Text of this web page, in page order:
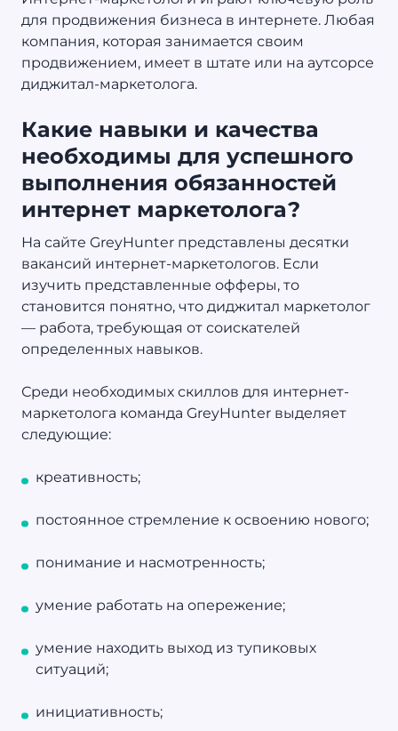
для продвижения бизнеса в интернете. Любая
компания, которая занимается своим
продвижением, имеет в штате или на аутсорсе
диджитал-маркетолога.
Какие навыки и качества
необходимы для успешного
выполнения обязанностей
интернет маркетолога?
На сайте GreyHunter представлены десятки
вакансий интернет-маркетологов. Если
изучить представленные офферы, то
становится понятно, что диджитал маркетолог
— работа, требующая от соискателей
определенных навыков.
Среди необходимых скиллов для интернет-
маркетолога команда GreyHunter выделяет
следующие:
креативность;
постоянное стремление к освоению нового;
понимание и насмотренность;
умение работать на опережение;
умение находить выход из тупиковых
ситуаций;
инициативность;